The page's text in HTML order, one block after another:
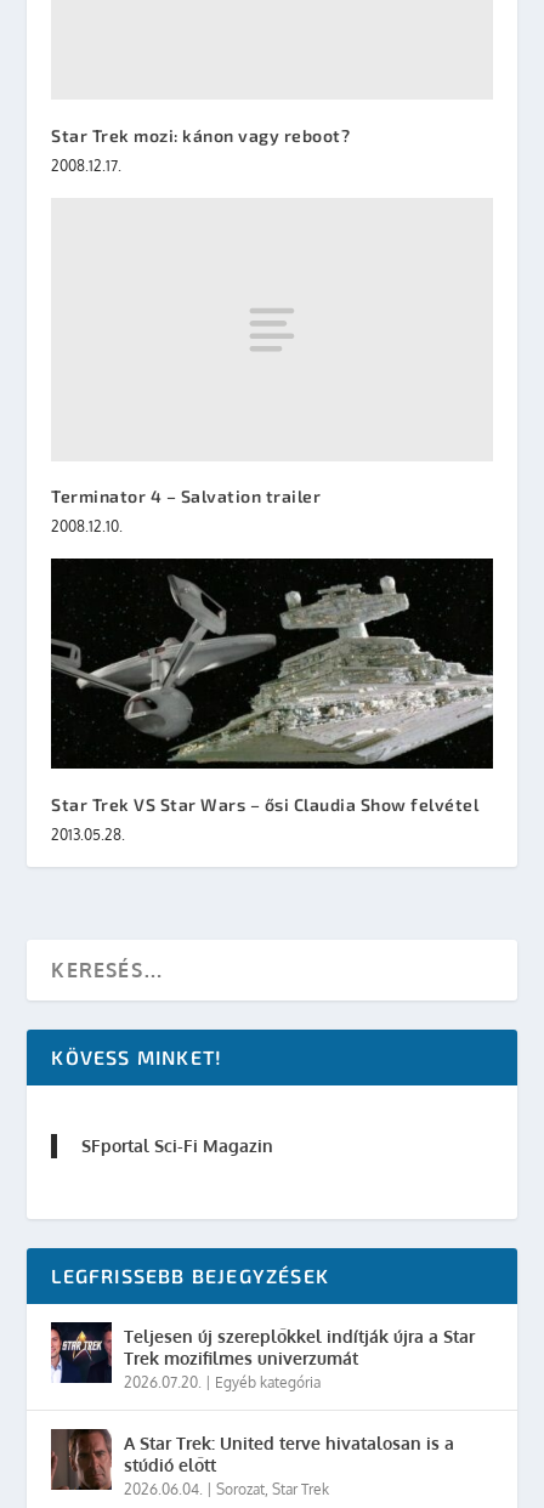
Star Trek mozi: kánon vagy reboot?
2008.12.17.
Terminator 4 – Salvation trailer
2008.12.10.
Star Trek VS Star Wars – ősi Claudia Show felvétel
2013.05.28.
KÖVESS MINKET!
SFportal Sci-Fi Magazin
LEGFRISSEBB BEJEGYZÉSEK
Teljesen új szereplőkkel indítják újra a Star
Trek mozifilmes univerzumát
2026.07.20. | Egyéb kategória
A Star Trek: United terve hivatalosan is a
stúdió előtt
2026.06.04. |Sorozat ,Star Trek